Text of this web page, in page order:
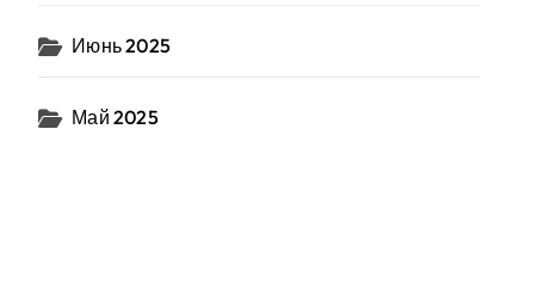
Июнь 2025
Май 2025